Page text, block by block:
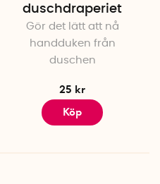
duschdraperiet
Gör det lätt att nå
handduken från
duschen
25 kr
Köp